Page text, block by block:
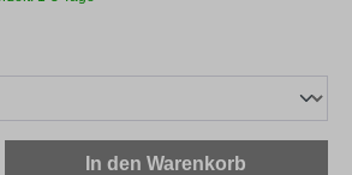
Gib den gewünschten
In den Warenkorb